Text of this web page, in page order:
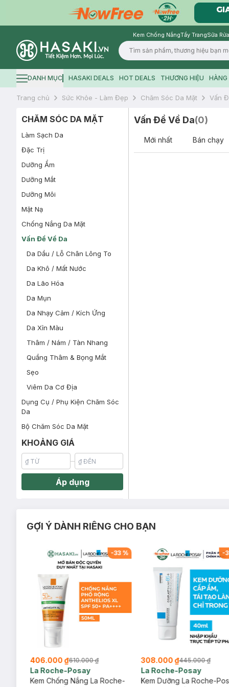
Kem Chống NắngTẩy TrangSữa
Logo
Hamburger icon
DANH MỤC HASAKI DEALS HOT DEALS THƯƠNG HIỆU HÀNG
Trang chủ Sức Khỏe - Làm Đẹp Chăm Sóc Da Mặt Vấn
CHĂM SÓC DA MẶT
Làm Sạch Da
Đặc Trị
Dưỡng Ẩm
Dưỡng Mắt
Dưỡng Môi
Mặt Nạ
Chống Nắng Da Mặt
Vấn Đề Về Da
Da Dầu / Lỗ Chân Lông To
Da Khô / Mất Nước
Da Lão Hóa
Da Mụn
Da Nhạy Cảm / Kích Ứng
Da Xỉn Màu
Thâm / Nám / Tàn Nhang
Quầng Thâm & Bọng Mắt
Sẹo
Viêm Da Cơ Địa
Dụng Cụ / Phụ Kiện Chăm Sóc
Da
Bộ Chăm Sóc Da Mặt
KHOẢNG GIÁ
Áp dụng
Vấn Đề Về Da(0)
Mới nhất Bán chạy
GỢI Ý DÀNH RIÊNG CHO BẠN
-33%
406.000 ₫610.000 ₫
La Roche-Posay
Kem Chống Nắng La Roche-
-
308.000 ₫445.000 ₫
La Roche-Posay
Kem Dưỡng La Roche-